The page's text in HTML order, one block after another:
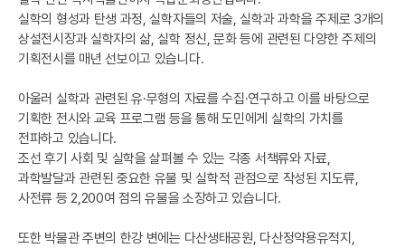
실학의 형성과 탄생 과정, 실학자들의 저술, 실학과 과학을 주제로 3개의
상설전시장과 실학자의 삶, 실학 정신, 문화 등에 관련된 다양한 주제의
기획전시를 매년 선보이고 있습니다.
아울러 실학과 관련된 유·무형의 자료를 수집·연구하고 이를 바탕으로
기획한 전시와 교육 프로그램 등을 통해 도민에게 실학의 가치를
전파하고 있습니다.
조선 후기 사회 및 실학을 살펴볼 수 있는 각종 서책류와 자료,
과학발달과 관련된 중요한 유물 및 실학적 관점으로 작성된 지도류,
사전류 등 2,200여 점의 유물을 소장하고 있습니다.
또한 박물관 주변의 한강 변에는 다산생태공원, 다산정약용유적지,